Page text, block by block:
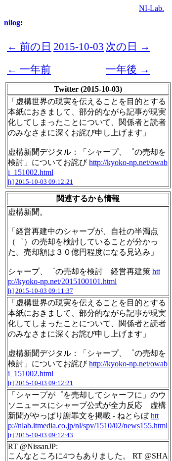
NI-Lab.
nilog:
← 前の日 2015-10-03 次の日 →
← 一年前
一年後 →
Twitter (2015-10-03)
「虚構世界の現実を伝えることを目的とする
本紙におきまして、部分的ながら記事が現実
化してしまったことについて、関係者と読者
のみなさまに深くお詫び申し上げます」
虚構新聞デジタル：「シャープ、゜の売却を
検討」についてお詫びhttp://kyoko-np.net/owab
i_151002.html
[t] 2015-10-03 09:12:21
関連するかも情報
虚構新聞。
「経営再建中のシャープが、自社の半濁点
（゜）の売却を検討していることが分かっ
た。売却額は３０億円程度になる見込み」
シャープ、゜の売却を検討 経営再建策 htt
p://kyoko-np.net/2015100101.html
[t] 2015-10-03 09:11:37
「虚構世界の現実を伝えることを目的とする
本紙におきまして、部分的ながら記事が現実
化してしまったことについて、関係者と読者
のみなさまに深くお詫び申し上げます」
虚構新聞デジタル：「シャープ、゜の売却を
検討」についてお詫びhttp://kyoko-np.net/owab
i_151002.html
[t] 2015-10-03 09:12:21
「シャープが゜を売却してシャーフに」のウ
ソニュースにシャープ公式が全力反応 虚構
新聞がやっぱり謝罪文を掲載 - ねとらぼhtt
p://nlab.itmedia.co.jp/nl/spv/1510/02/news155.html
[t] 2015-10-03 09:12:43
RT @NissanJP:
こんなところに4つもありました。 RT @SHA